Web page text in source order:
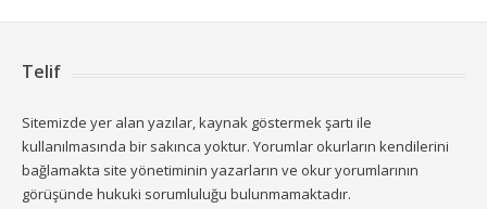
Telif
Sitemizde yer alan yazılar, kaynak göstermek şartı ile
kullanılmasında bir sakınca yoktur. Yorumlar okurların kendilerini
bağlamakta site yönetiminin yazarların ve okur yorumlarının
görüşünde hukuki sorumluluğu bulunmamaktadır.